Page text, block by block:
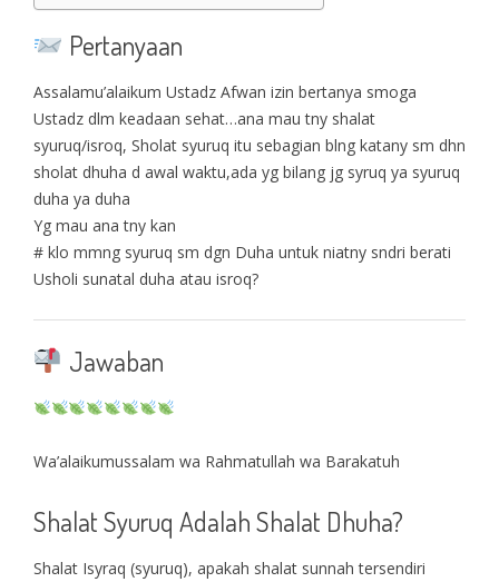
Pertanyaan
Assalamu’alaikum Ustadz Afwan izin bertanya smoga
Ustadz dlm keadaan sehat…ana mau tny shalat
syuruq/isroq, Sholat syuruq itu sebagian blng katany sm dhn
sholat dhuha d awal waktu,ada yg bilang jg syruq ya syuruq
duha ya duha
Yg mau ana tny kan
# klo mmng syuruq sm dgn Duha untuk niatny sndri berati
Usholi sunatal duha atau isroq?
Jawaban
Wa’alaikumussalam wa Rahmatullah wa Barakatuh
Shalat Syuruq Adalah Shalat Dhuha?
Shalat Isyraq (syuruq), apakah shalat sunnah tersendiri